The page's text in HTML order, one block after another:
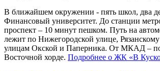
В ближайшем окружении - пять школ, два
Финансовый университет. До станции
проспект – 10 минут пешком. Путь на
лежит по Нижегородской улице, Рязанскому
улицам Окской и Паперника. От МКАД –
Восточной хорде. Подробнее о ЖК «В